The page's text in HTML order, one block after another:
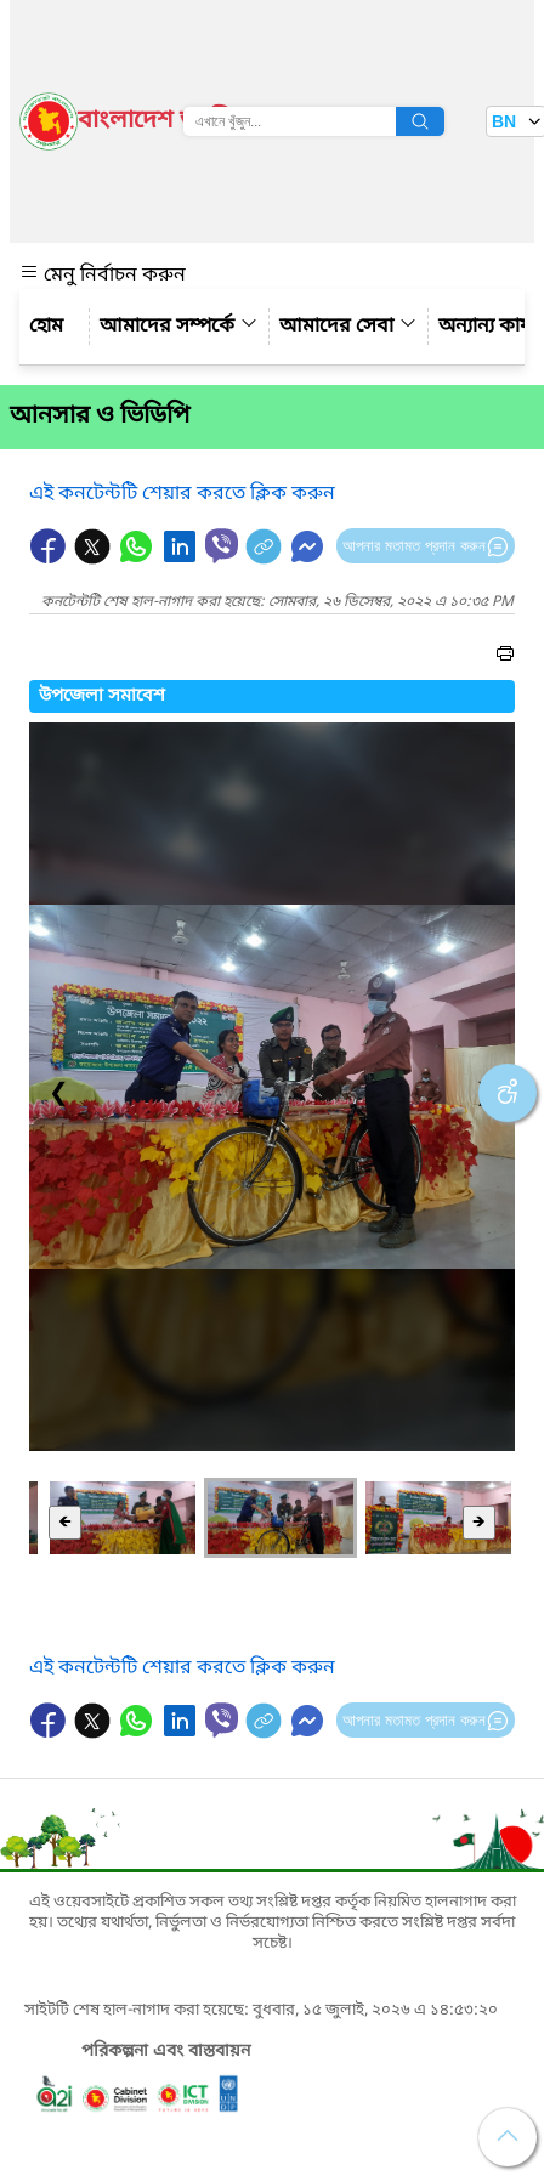
বাংলাদেশ জাতীয় তথ্য বাতায়ন BN
মেনু নির্বাচন করুন
আমাদের সম্পর্কে
আমাদের সেবা অন্যান্য
আনসার ও ভিডিপি
এই কনটেন্টটি শেয়ার করতে ক্লিক করুন
আপনার মতামত প্রদান করুন
কনটেন্টটি শেষ হাল-নাগাদ করা হয়েছে: সোমবার, ২৬ ডিসেম্বর, ২০২২ এ ১০:৩৫ PM
উপজেলা সমাবেশ
❮ ❯
🡸 🡺
এই কনটেন্টটি শেয়ার করতে ক্লিক করুন
আপনার মতামত প্রদান করুন
এই ওয়েবসাইটে প্রকাশিত সকল তথ্য সংশ্লিষ্ট দপ্তর কর্তৃক নিয়মিত হালনাগাদ করা
হয়। তথ্যের যথার্থতা, নির্ভুলতা ও নির্ভরযোগ্যতা নিশ্চিত করতে সংশ্লিষ্ট দপ্তর সর্বদা
সচেষ্ট।
সাইটটি শেষ হাল-নাগাদ করা হয়েছে: বুধবার, ১৫ জুলাই, ২০২৬ এ ১৪:৫৩:২০
পরিকল্পনা এবং বাস্তবায়ন